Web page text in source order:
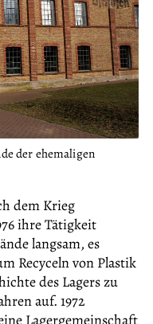
der ehemaligen
dem Krieg
ihre Tätigkeit
langsam, es
Recyceln von Plastik
des Lagers zu
auf. 1972